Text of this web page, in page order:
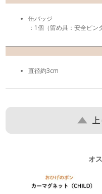
缶バッジ
：1個（留め具：安全ピン
直径約3cm
オ